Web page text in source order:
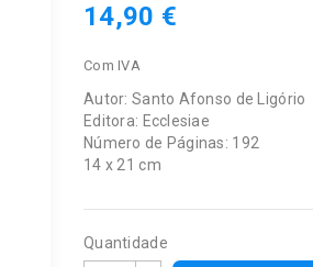
14,90 €
Com IVA
Autor: Santo Afonso de Ligório
Editora: Ecclesiae
Número de Páginas: 192
14 x 21 cm
Quantidade